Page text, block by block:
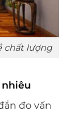
chất lượng
nhiêu
đo vấn